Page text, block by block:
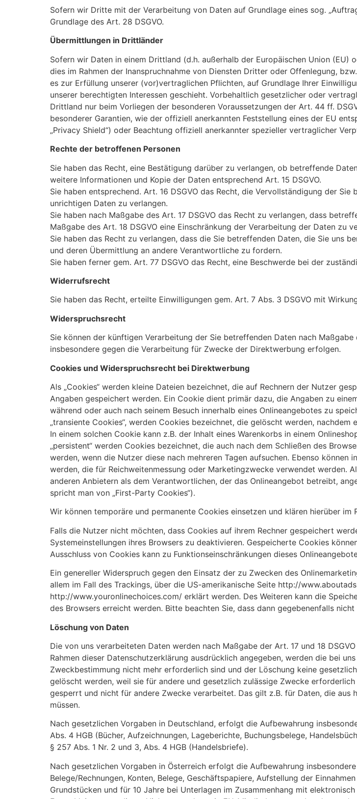
Sofern wir Dritte mit der Verarbeitung von Daten auf Grundlage eines sog.
Grundlage des Art. 28 DSGVO.
Übermittlungen in Drittländer
Sofern wir Daten in einem Drittland (d.h. außerhalb der Europäischen Union
dies im Rahmen der Inanspruchnahme von Diensten Dritter oder Offenlegung,
es zur Erfüllung unserer (vor)vertraglichen Pflichten, auf Grundlage Ihrer
unserer berechtigten Interessen geschieht. Vorbehaltlich gesetzlicher oder
Drittland nur beim Vorliegen der besonderen Voraussetzungen der Art. 44 ff.
besonderer Garantien, wie der offiziell anerkannten Feststellung eines der EU
„Privacy Shield“) oder Beachtung offiziell anerkannter spezieller vertraglicher
Rechte der betroffenen Personen
Sie haben das Recht, eine Bestätigung darüber zu verlangen, ob betreffende
weitere Informationen und Kopie der Daten entsprechend Art. 15 DSGVO.
Sie haben entsprechend. Art. 16 DSGVO das Recht, die Vervollständigung der
unrichtigen Daten zu verlangen.
Sie haben nach Maßgabe des Art. 17 DSGVO das Recht zu verlangen, dass
Maßgabe des Art. 18 DSGVO eine Einschränkung der Verarbeitung der Daten zu
Sie haben das Recht zu verlangen, dass die Sie betreffenden Daten, die Sie uns
und deren Übermittlung an andere Verantwortliche zu fordern.
Sie haben ferner gem. Art. 77 DSGVO das Recht, eine Beschwerde bei der
Widerrufsrecht
Sie haben das Recht, erteilte Einwilligungen gem. Art. 7 Abs. 3 DSGVO mit
Widerspruchsrecht
Sie können der künftigen Verarbeitung der Sie betreffenden Daten nach
insbesondere gegen die Verarbeitung für Zwecke der Direktwerbung erfolgen.
Cookies und Widerspruchsrecht bei Direktwerbung
Als „Cookies“ werden kleine Dateien bezeichnet, die auf Rechnern der Nutzer
Angaben gespeichert werden. Ein Cookie dient primär dazu, die Angaben zu
während oder auch nach seinem Besuch innerhalb eines Onlineangebotes zu
„transiente Cookies“, werden Cookies bezeichnet, die gelöscht werden,
In einem solchen Cookie kann z.B. der Inhalt eines Warenkorbs in einem
„persistent“ werden Cookies bezeichnet, die auch nach dem Schließen des
werden, wenn die Nutzer diese nach mehreren Tagen aufsuchen. Ebenso
werden, die für Reichweitenmessung oder Marketingzwecke verwendet werden.
anderen Anbietern als dem Verantwortlichen, der das Onlineangebot betreibt,
spricht man von „First-Party Cookies“).
Wir können temporäre und permanente Cookies einsetzen und klären hierüber im
Falls die Nutzer nicht möchten, dass Cookies auf ihrem Rechner gespeichert
Systemeinstellungen ihres Browsers zu deaktivieren. Gespeicherte Cookies
Ausschluss von Cookies kann zu Funktionseinschränkungen dieses
Ein genereller Widerspruch gegen den Einsatz der zu Zwecken des
allem im Fall des Trackings, über die US-amerikanische Seite http://
http://www.youronlinechoices.com/ erklärt werden. Des Weiteren kann die
des Browsers erreicht werden. Bitte beachten Sie, dass dann gegebenenfalls
Löschung von Daten
Die von uns verarbeiteten Daten werden nach Maßgabe der Art. 17 und 18
Rahmen dieser Datenschutzerklärung ausdrücklich angegeben, werden die bei
Zweckbestimmung nicht mehr erforderlich sind und der Löschung keine
gelöscht werden, weil sie für andere und gesetzlich zulässige Zwecke
gesperrt und nicht für andere Zwecke verarbeitet. Das gilt z.B. für Daten, die
müssen.
Nach gesetzlichen Vorgaben in Deutschland, erfolgt die Aufbewahrung
Abs. 4 HGB (Bücher, Aufzeichnungen, Lageberichte, Buchungsbelege,
§ 257 Abs. 1 Nr. 2 und 3, Abs. 4 HGB (Handelsbriefe).
Nach gesetzlichen Vorgaben in Österreich erfolgt die Aufbewahrung
Belege/Rechnungen, Konten, Belege, Geschäftspapiere, Aufstellung der
Grundstücken und für 10 Jahre bei Unterlagen im Zusammenhang mit